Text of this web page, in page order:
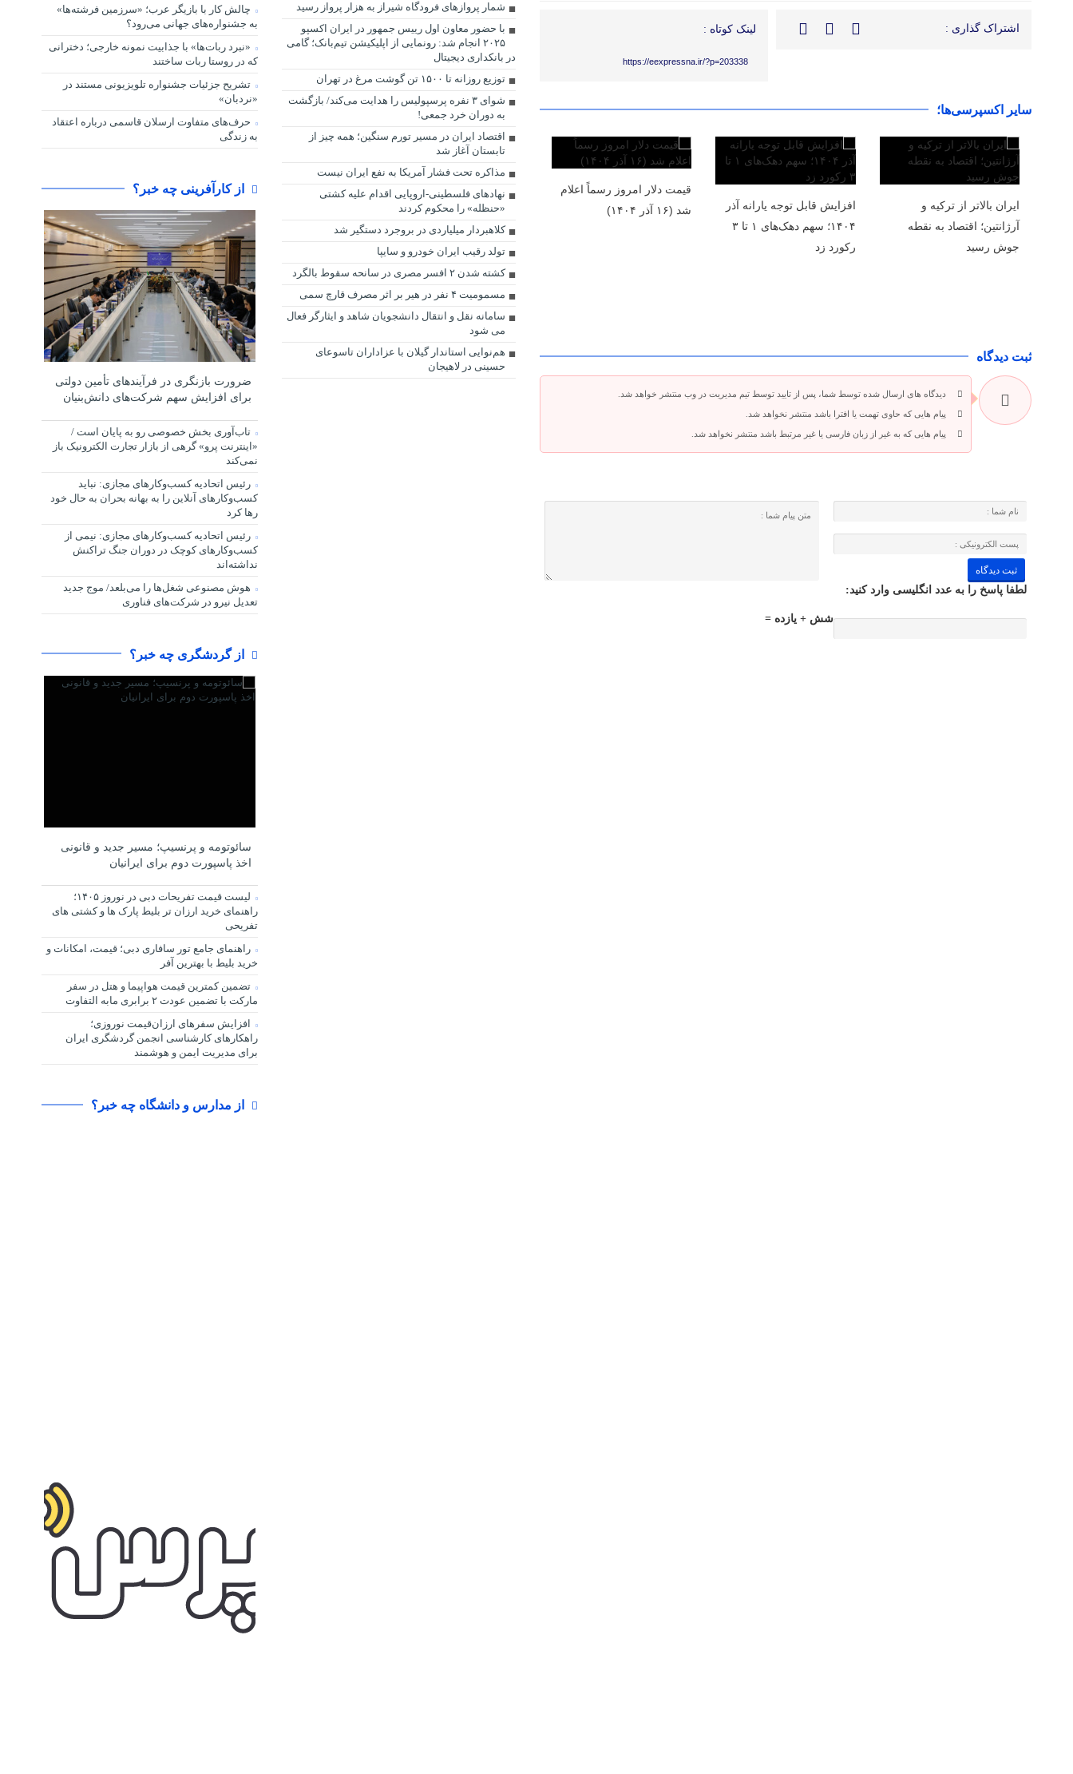
اشتراک گذاری : لینک کوتاه :
https://eexpressna.ir/?p=203338
سایر اکسپرسی‌ها؛
ایران بالاتر از ترکیه و
آرژانتین؛ اقتصاد به نقطه
جوش رسید
افزایش قابل توجه یارانه آذر
۱۴۰۴؛ سهم دهک‌های ۱ تا ۳
رکورد زد
قیمت دلار امروز رسماً اعلام
شد (۱۶ آذر ۱۴۰۴)
ثبت دیدگاه
دیدگاه های ارسال شده توسط شما، پس از تایید توسط تیم مدیریت در وب منتشر خواهد شد.
پیام هایی که حاوی تهمت یا افترا باشد منتشر نخواهد شد.
پیام هایی که به غیر از زبان فارسی یا غیر مرتبط باشد منتشر نخواهد شد.
لطفا پاسخ را به عدد انگلیسی وارد کنید:
شش + یازده =
شمار پروازهای فرودگاه شیراز به هزار پرواز رسید
با حضور معاون اول رییس جمهور در ایران اکسپو
۲۰۲۵ انجام شد: رونمایی از اپلیکیشن تیم‌بانک؛ گامی
در بانکداری دیجیتال
توزیع روزانه تا ۱۵۰۰ تن گوشت مرغ در تهران
شوای ۳ نفره پرسپولیس را هدایت می‌کند/ بازگشت
به دوران خرد جمعی!
اقتصاد ایران در مسیر تورم سنگین؛ همه چیز از
تابستان آغاز شد
مذاکره تحت فشار آمریکا به نفع ایران نیست
نهادهای فلسطینی-اروپایی اقدام علیه کشتی
«حنظله» را محکوم کردند
کلاهبردار میلیاردی در بروجرد دستگیر شد
تولد رقیب ایران خودرو و سایپا
کشته شدن ۲ افسر مصری در سانحه سقوط بالگرد
مسمومیت ۴ نفر در هیر بر اثر مصرف قارچ سمی
سامانه نقل و انتقال دانشجویان شاهد و ایثارگر فعال
می شود
هم‌نوایی استاندار گیلان با عزاداران تاسوعای
حسینی در لاهیجان
چالش کار با بازیگر عرب؛ «سرزمین فرشته‌ها»
به جشنواره‌های جهانی می‌رود؟
«نبرد ربات‌ها» با جذابیت نمونه خارجی؛ دخترانی
که در روستا ربات ساختند
تشریح جزئیات جشنواره‌ تلویزیونی مستند در
«نردبان»
حرف‌های متفاوت ارسلان قاسمی درباره اعتقاد
به زندگی
از کارآفرینی چه خبر؟
ضرورت بازنگری در فرآیندهای تأمین دولتی
برای افزایش سهم شرکت‌های دانش‌بنیان
تاب‌آوری بخش خصوصی رو به پایان است /
«اینترنت پرو» گرهی از بازار تجارت الکترونیک باز
نمی‌کند
رئیس اتحادیه کسب‌وکارهای مجازی: نباید
کسب‌وکارهای آنلاین را به بهانه بحران به حال خود
رها کرد
رئیس اتحادیه کسب‌وکارهای مجازی: نیمی از
کسب‌وکارهای کوچک در دوران جنگ‌ تراکنش
نداشته‌اند
هوش مصنوعی شغل‌ها را می‌بلعد/ موج جدید
تعدیل نیرو در شرکت‌های فناوری
از گردشگری چه خبر؟
سائوتومه و پرنسیپ؛ مسیر جدید و قانونی
اخذ پاسپورت دوم برای ایرانیان
لیست قیمت تفریحات دبی در نوروز ۱۴۰۵؛
راهنمای خرید ارزان تر بلیط پارک ها و کشتی های
تفریحی
راهنمای جامع تور سافاری دبی؛ قیمت، امکانات و
خرید بلیط با بهترین آفر
تضمین کمترین قیمت هواپیما و هتل در سفر
مارکت با تضمین عودت ۲ برابری مابه التفاوت
افزایش سفرهای ارزان‌قیمت نوروزی؛
راهکارهای کارشناسی انجمن گردشگری ایران
برای مدیریت ایمن و هوشمند
از مدارس و دانشگاه چه خبر؟